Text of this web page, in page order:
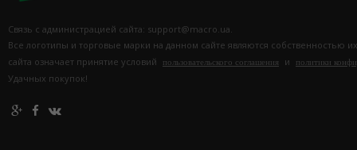
Связь с администрацией сайта: support@macro.ua.
Все логотипы и торговые марки на данном сайте являются собственностью
сайта означает принятие условий
пользовательского соглашения и политики
Удачных покупок!